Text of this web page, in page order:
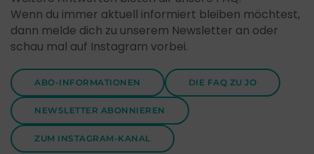
Wenn du immer aktuell informiert bleiben möchtest,
dann melde dich zu unserem Newsletter an oder
schau mal auf Instagram vorbei.
ABO-INFORMATIONEN DIE FAQ ZU JO
NEWSLETTER ABONNIEREN
ZUM INSTAGRAM-KANAL